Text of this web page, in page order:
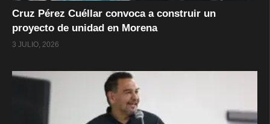
Cruz Pérez Cuéllar convoca a construir un
proyecto de unidad en Morena
3 JULIO, 2026